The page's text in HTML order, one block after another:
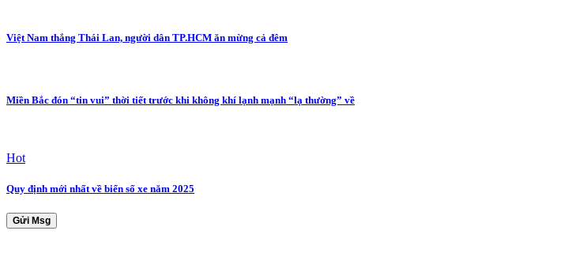
Việt Nam thắng Thái Lan, người dân TP.HCM ăn mừng cả đêm
Miền Bắc đón “tin vui” thời tiết trước khi không khí lạnh mạnh “lạ thường” về
Hot
Quy định mới nhất về biển số xe năm 2025
Gửi Msg